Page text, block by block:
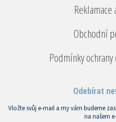
Reklamace
Obchodní
Podmínky
Odebírat
Vložte svůj e-mail a my vám budeme
na našem